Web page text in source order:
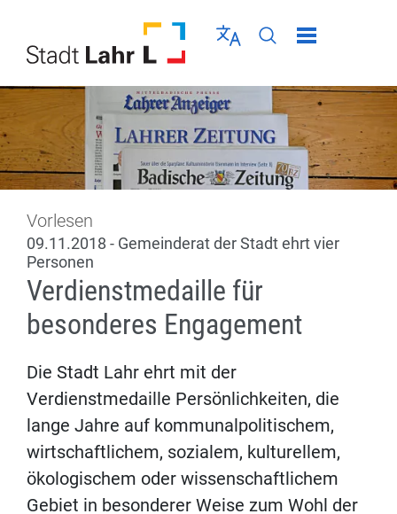
Sprache wählen
Seiten-Suche
Menü schließen
Vorlesen
09.11.2018 - Gemeinderat der Stadt ehrt vier
Personen
Verdienstmedaille für
besonderes Engagement
Die Stadt Lahr ehrt mit der
Verdienstmedaille Persönlichkeiten, die
lange Jahre auf kommunalpolitischem,
wirtschaftlichem, sozialem, kulturellem,
ökologischem oder wissenschaftlichem
Gebiet in besonderer Weise zum Wohl der